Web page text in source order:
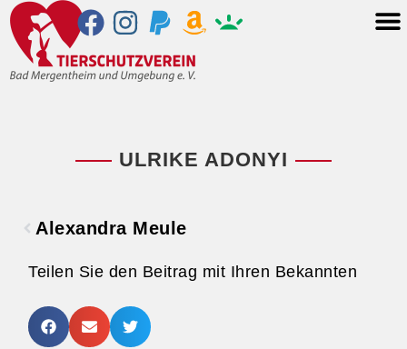
ULRIKE ADONYI
Alexandra Meule
Teilen Sie den Beitrag mit Ihren Bekannten